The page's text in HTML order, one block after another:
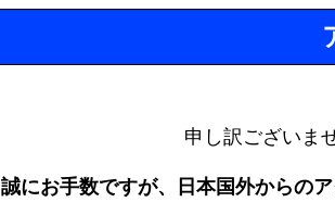
申し訳ございま
誠にお手数ですが、日本国外からの